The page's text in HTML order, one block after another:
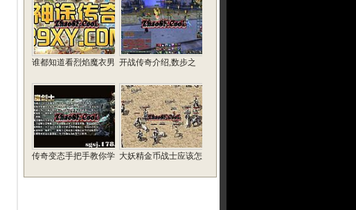
谁都知道看烈焰魔衣男 开战传奇介绍,数步之
传奇变态手把手教你学 大妖精金币战士应该怎